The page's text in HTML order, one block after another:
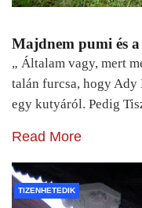
Majdnem pumi és a
„ Általam vagy, mert
talán furcsa, hogy Ady
egy kutyáról. Pedig
Read More
TIZENHETEDIK